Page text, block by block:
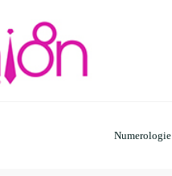
Numerologie